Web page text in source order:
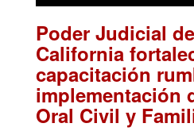
Poder Judicial
California
capacitación
implementación
Oral Civil y